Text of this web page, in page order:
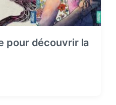
pour découvrir la